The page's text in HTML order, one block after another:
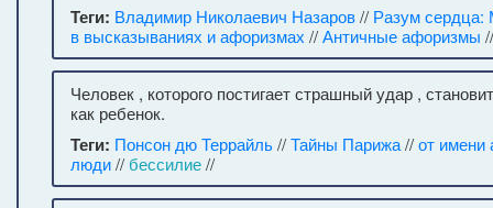
Теги: Владимир Николаевич Назаров// Разум сердца:
в высказываниях и афоризмах //Античные афоризмы
Человек , которого постигает страшный удар ,
как ребенок.
Теги: Понсон дю Террайль//Тайны Парижа//от имени
люди//бессилие//